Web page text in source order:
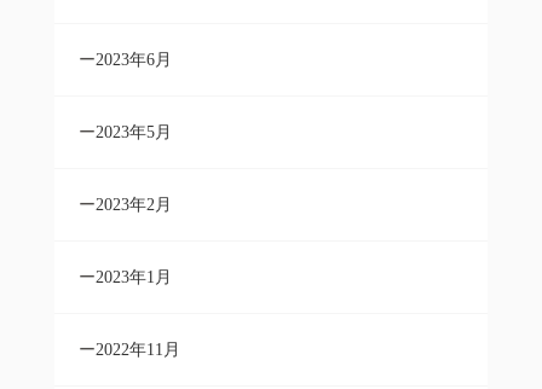
2023年6月
2023年5月
2023年2月
2023年1月
2022年11月